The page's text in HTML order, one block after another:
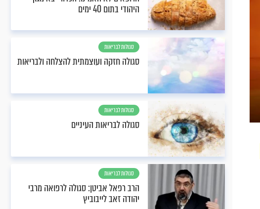
היהודי בתום 40 ימים
סגולות לבריאות
סגולה חזקה ועוצמתית להצלחה ולבריאות
סגולות לבריאות
סגולה לבריאות העיניים
סגולות לבריאות
הרב רפאל אביטן: סגולה לרפואה מרבי
יהודה זאב לייבוביץ